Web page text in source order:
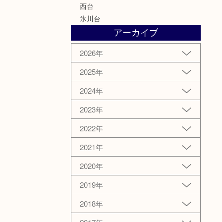
西台
氷川台
アーカイブ
2026年
2025年
2024年
2023年
2022年
2021年
2020年
2019年
2018年